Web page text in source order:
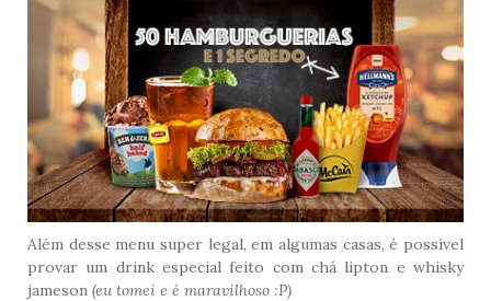
Além desse menu super legal, em algumas casas, é possível
provar um drink especial feito com chá lipton e whisky
jameson (eu tomei e é maravilhoso :P)